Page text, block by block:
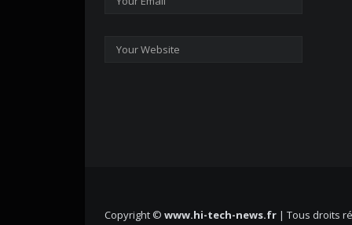
Copyright © www.hi-tech-news.fr | Tous droits